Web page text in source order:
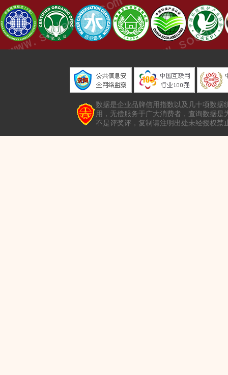
数据是企业品牌信用指数以及几十项数
用，无偿服务于广大消费者，查询数据
不是评奖评，复制请注明出处未经授权禁